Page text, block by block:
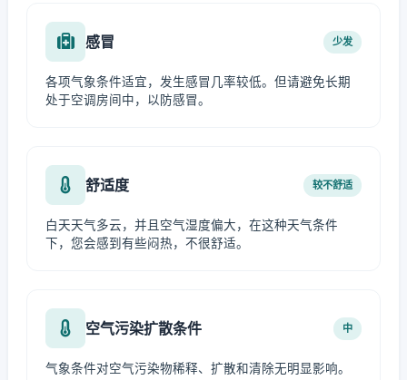
感冒 少发
各项气象条件适宜，发生感冒几率较低。但请避免长期
处于空调房间中，以防感冒。
舒适度 较不舒适
白天天气多云，并且空气湿度偏大，在这种天气条件
下，您会感到有些闷热，不很舒适。
空气污染扩散条件 中
气象条件对空气污染物稀释、扩散和清除无明显影响。